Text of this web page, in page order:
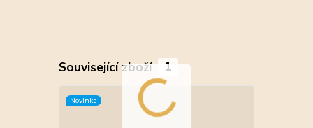
Související zboží 1
Novinka